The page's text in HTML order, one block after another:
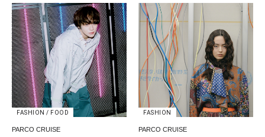
FASHION / FOOD
PARCO CRUISE
FASHION
PARCO CRUISE